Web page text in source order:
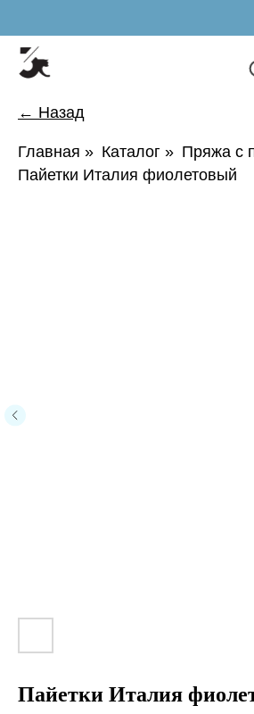
← Назад
Главная » Каталог » Пряжа с
Пайетки Италия фиолетовый
Пайетки Италия